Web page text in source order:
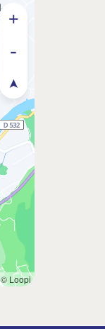
© Loopi